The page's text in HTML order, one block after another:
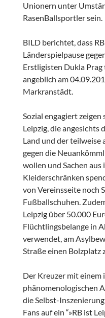
Unionern unter
RasenBallsportler sein.
BILD berichtet, dass
Länderspielpause
Erstligisten Dukla
angeblich am
Markranstädt.
Sozial engagiert zeigen
Leipzig, die
Land und der teilweise
gegen die
wollen und Sachen aus
Kleiderschränken
von Vereinsseite noch
Fußballschuhen.
Leipzig über 50.000
Flüchtlingsbelange in
verwendet, am
Straße einen Bolzplatz
Der Kreuzer mit
phänomenologischen
die Selbst-
Fans auf ein “»RB ist